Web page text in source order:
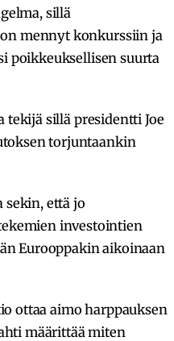
sillä
mennyt konkurssiin ja
poikkeuksellisen suurta
sillä presidentti Joe
torjuntaankin
sekin, että jo
investointien
Eurooppakin aikoinaan
ottaa aimo harppauksen
määrittää miten